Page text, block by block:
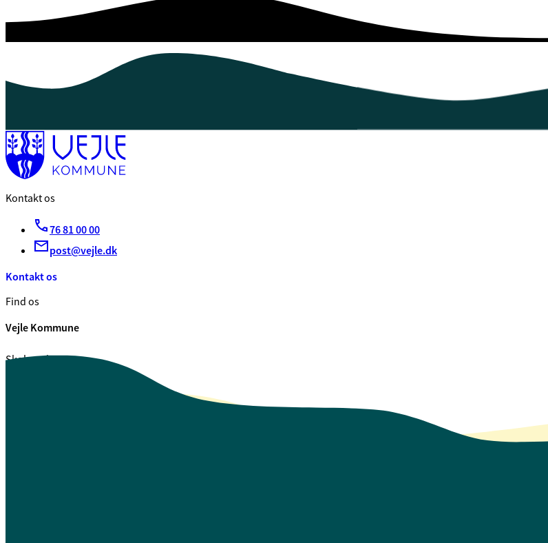
Kontakt os
76 81 00 00
post@vejle.dk
Kontakt os
Find os
Vejle Kommune
Skolegade 1